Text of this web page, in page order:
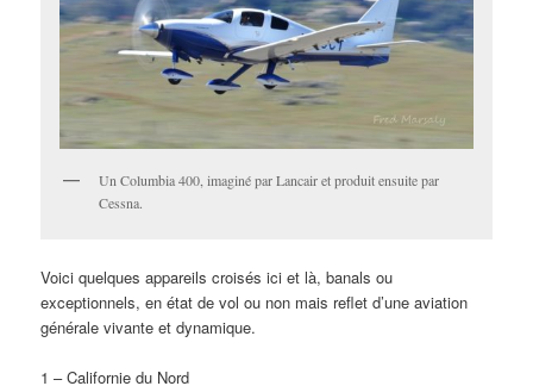
Un Columbia 400, imaginé par Lancair et produit ensuite par
Cessna.
Voici quelques appareils croisés ici et là, banals ou
exceptionnels, en état de vol ou non mais reflet d’une aviation
générale vivante et dynamique.
1 – Californie du Nord